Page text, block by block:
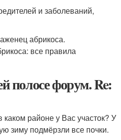
и заболеваний,
полосе форум. Re:
каком районе у Вас участок? У
зиму подмёрзли все почки.